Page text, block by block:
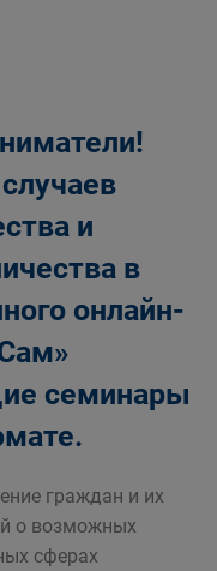
и
в
онлайн-
семинары
граждан и их
о возможных
сферах